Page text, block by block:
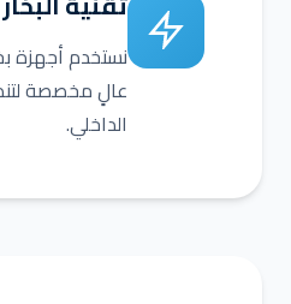
نستخدم أجهزة
عالٍ مخصصة
الداخلي.